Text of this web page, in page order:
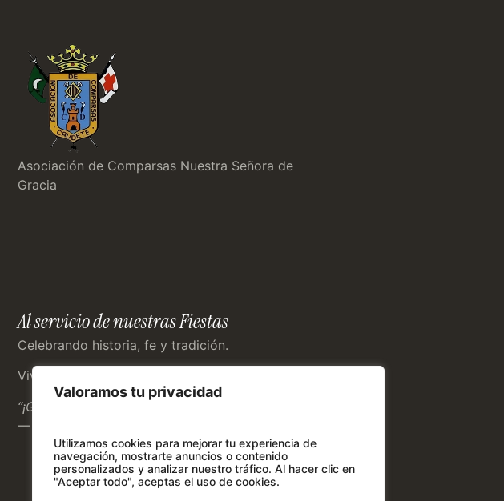
Valoramos tu privacidad
Utilizamos cookies para mejorar tu experiencia de
navegación, mostrarte anuncios o contenido
personalizados y analizar nuestro tráfico. Al hacer clic en
"Aceptar todo", aceptas el uso de cookies.
Asociación de Comparsas Nuestra Señora de
Gracia
Al servicio de nuestras Fiestas
Celebrando historia, fe y tradición.
Vive las Fiestas de Moros y Cristianos con nosotros.
“¡Gloria a los vencedores, honra a los vencidos!”
— Episodios Caudetanos